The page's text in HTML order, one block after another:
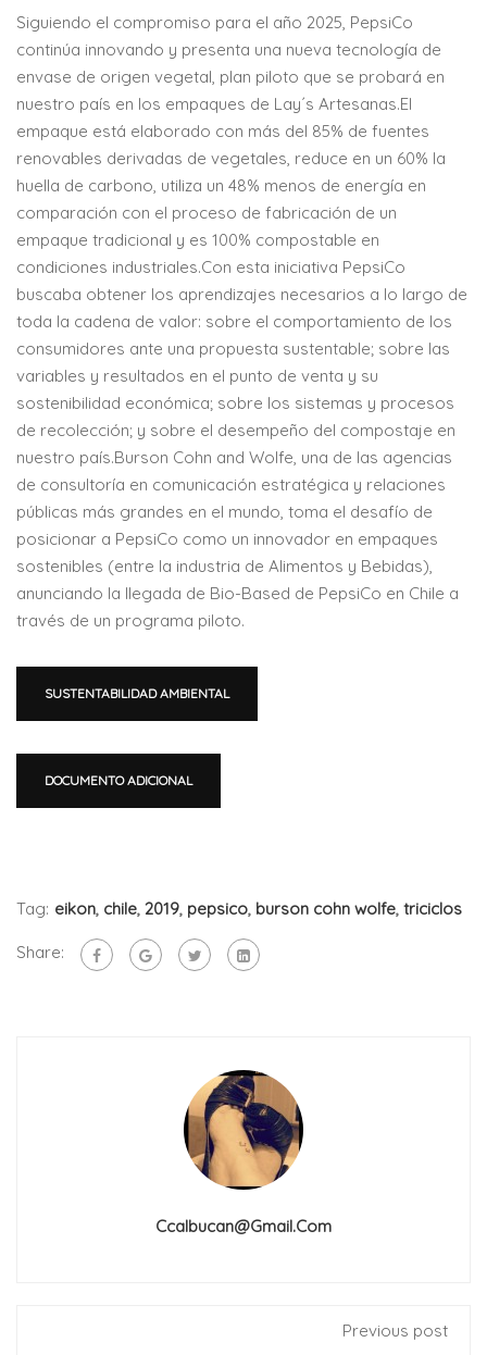
Siguiendo el compromiso para el año 2025, PepsiCo
continúa innovando y presenta una nueva tecnología de
envase de origen vegetal, plan piloto que se probará en
nuestro país en los empaques de Lay´s Artesanas.El
empaque está elaborado con más del 85% de fuentes
renovables derivadas de vegetales, reduce en un 60% la
huella de carbono, utiliza un 48% menos de energía en
comparación con el proceso de fabricación de un
empaque tradicional y es 100% compostable en
condiciones industriales.Con esta iniciativa PepsiCo
buscaba obtener los aprendizajes necesarios a lo largo de
toda la cadena de valor: sobre el comportamiento de los
consumidores ante una propuesta sustentable; sobre las
variables y resultados en el punto de venta y su
sostenibilidad económica; sobre los sistemas y procesos
de recolección; y sobre el desempeño del compostaje en
nuestro país.Burson Cohn and Wolfe, una de las agencias
de consultoría en comunicación estratégica y relaciones
públicas más grandes en el mundo, toma el desafío de
posicionar a PepsiCo como un innovador en empaques
sostenibles (entre la industria de Alimentos y Bebidas),
anunciando la llegada de Bio-Based de PepsiCo en Chile a
través de un programa piloto.
SUSTENTABILIDAD AMBIENTAL
DOCUMENTO ADICIONAL
Tag: eikon, chile, 2019, pepsico, burson cohn wolfe, triciclos
Share:
Ccalbucan@gmail.com
Previous post